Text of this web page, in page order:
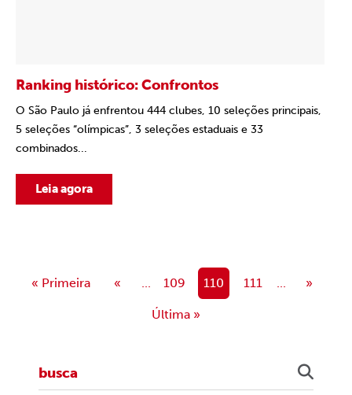
Ranking histórico: Confrontos
O São Paulo já enfrentou 444 clubes, 10 seleções principais,
5 seleções “olímpicas”, 3 seleções estaduais e 33
combinados...
Leia agora
« Primeira « ... 109 110 111 ... »
Última »